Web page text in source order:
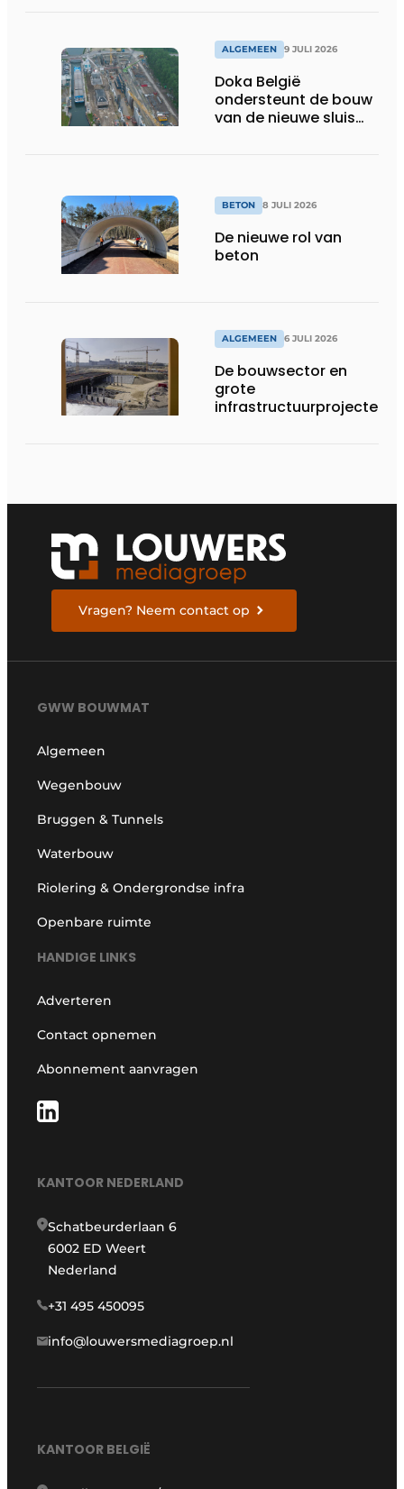
ALGEMEEN 9 JULI 2026
Doka België
ondersteunt de bouw
van de nieuwe sluis
BETON 8 JULI 2026
De nieuwe rol van
beton
ALGEMEEN 6 JULI 2026
De bouwsector en
grote
infrastructuurprojecten
Vragen? Neem contact op
GWW BOUWMAT
Algemeen
Wegenbouw
Bruggen & Tunnels
Waterbouw
Riolering & Ondergrondse infra
Openbare ruimte
HANDIGE LINKS
Adverteren
Contact opnemen
Abonnement aanvragen
KANTOOR NEDERLAND
Schatbeurderlaan 6
6002 ED Weert
Nederland
+31 495 450095
info@louwersmediagroep.nl
KANTOOR BELGIË